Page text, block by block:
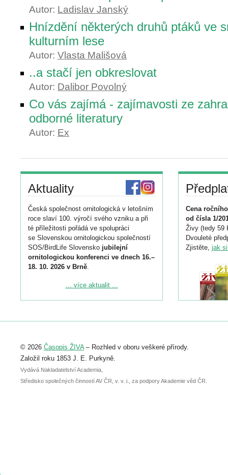
Autor: Ladislav Janský
Hnízdění některých druhů ptáků ve
kulturním lese
Autor: Vlasta Mališová
..a stačí jen obkreslovat
Autor: Dalibor Povolný
Co vás zajímá - zajímavosti ze
odborné literatury
Autor: Ex
Aktuality
Česká společnost ornitologická v letošním
roce slaví 100. výročí svého vzniku a při
té příležitosti pořádá ve spolupráci
se Slovenskou ornitologickou společností
SOS/BirdLife Slovensko jubilejní
ornitologickou konferenci ve dnech 16.–
18. 10. 2026 v Brně.
Podrobnější informace ke konferenci
Registrovat se můžete do 6. září.
abstraktu přihlášené přednášky nebo
posteru je už 30. června.
... více aktualit ...
Cena
od čísla 1/
Živy (tedy 59
Dvouleté
Zjistěte, jak
© 2026 Časopis ŽIVA– Rozhled v oboru veškeré přírody.
Založil roku 1853 J. E. Purkyně.
Vydává Nakladatelství Academia,
Středisko společných činností AV ČR, v. v. i., za podpory Akademie věd ČR.